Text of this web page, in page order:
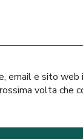
email e sito web
volta che